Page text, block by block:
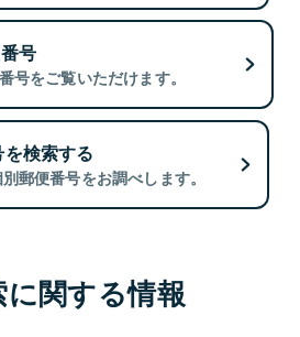
号
号をご覧いただけます。
検索する
郵便番号をお調べします。
関する情報